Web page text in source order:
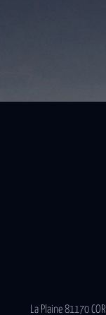
La Plaine 81170